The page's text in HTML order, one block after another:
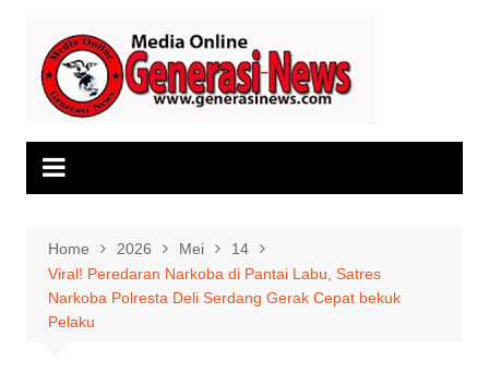
content
Home 2026 Mei
14
Viral! Peredaran Narkoba di Pantai Labu, Satres
Narkoba Polresta Deli Serdang Gerak Cepat bekuk
Pelaku